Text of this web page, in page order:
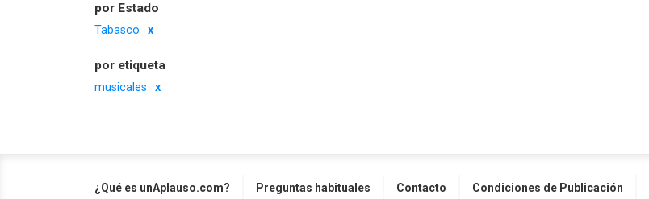
por Estado
Tabasco
por etiqueta
musicales
¿Qué es unAplauso.com? Preguntas habituales Contacto Condiciones de Publicación